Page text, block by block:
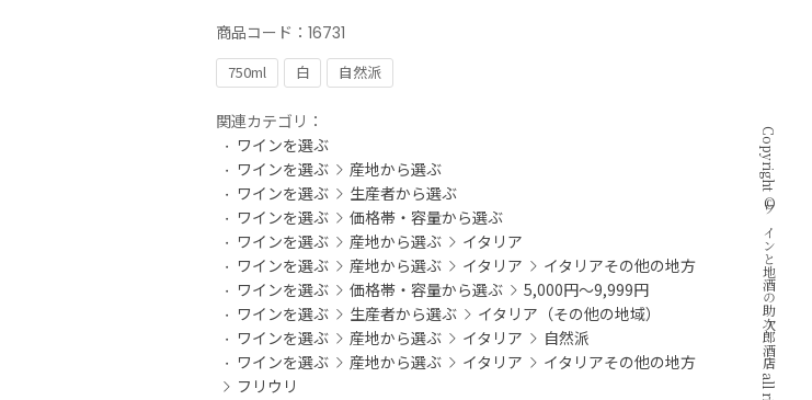
商品コード：16731
750ml 白 自然派
関連カテゴリ：
ワインを選ぶ
ワインを選ぶ
産地から選ぶ
ワインを選ぶ
生産者から選ぶ
ワインを選ぶ
価格帯・容量から選ぶ
ワインを選ぶ
産地から選ぶ
イタリア
ワインを選ぶ
産地から選ぶ イタリア
イタリアその他の地方
ワインを選ぶ
価格帯・容量から選ぶ
5,000円～9,999円
ワインを選ぶ
生産者から選ぶ
イタリア（その他の地域）
ワインを選ぶ
産地から選ぶ イタリア
自然派
ワインを選ぶ
産地から選ぶ イタリア
イタリアその他の地方
フリウリ
Copyright © ワインと地酒の助次郎酒店 all rights reserved.